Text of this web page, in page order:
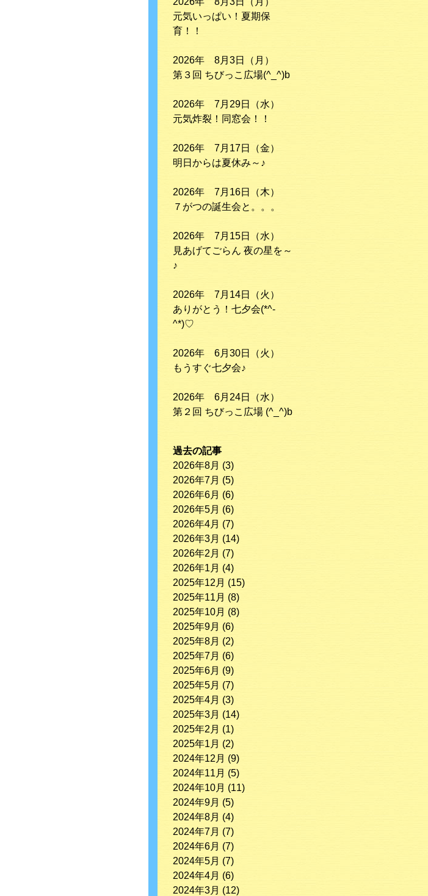
元気いっぱい！夏期保
育！！
2026年 8月3日（月）
第３回 ちびっこ広場(^_^)b
2026年 7月29日（水）
元気炸裂！同窓会！！
2026年 7月17日（金）
明日からは夏休み～♪
2026年 7月16日（木）
７がつの誕生会と。。。
2026年 7月15日（水）
見あげてごらん 夜の星を～
♪
2026年 7月14日（火）
ありがとう！七夕会(*^-
^*)♡
2026年 6月30日（火）
もうすぐ七夕会♪
2026年 6月24日（水）
第２回 ちびっこ広場 (^_^)b
過去の記事
2026年8月 (3)
2026年7月 (5)
2026年6月 (6)
2026年5月 (6)
2026年4月 (7)
2026年3月 (14)
2026年2月 (7)
2026年1月 (4)
2025年12月 (15)
2025年11月 (8)
2025年10月 (8)
2025年9月 (6)
2025年8月 (2)
2025年7月 (6)
2025年6月 (9)
2025年5月 (7)
2025年4月 (3)
2025年3月 (14)
2025年2月 (1)
2025年1月 (2)
2024年12月 (9)
2024年11月 (5)
2024年10月 (11)
2024年9月 (5)
2024年8月 (4)
2024年7月 (7)
2024年6月 (7)
2024年5月 (7)
2024年4月 (6)
2024年3月 (12)